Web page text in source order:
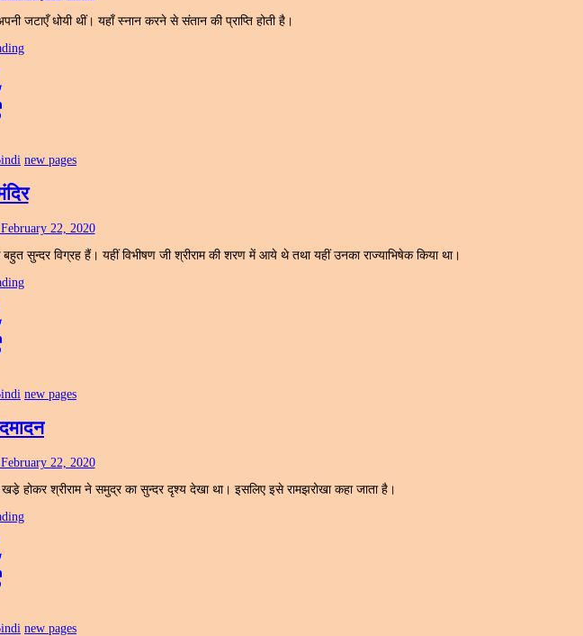
जटाएँ धोयी थीं। यहाँ स्नान करने से संतान की प्राप्ति होती है।
new pages
22, 2020
सुन्दर विग्रह हैं। यहीं विभीषण जी श्रीराम की शरण में आये थे तथा यहीं उनका राज्याभिषेक किया था।
new pages
22, 2020
होकर श्रीराम ने समुद्र का सुन्दर दृश्य देखा था। इसलिए इसे रामझरोखा कहा जाता है।
new pages